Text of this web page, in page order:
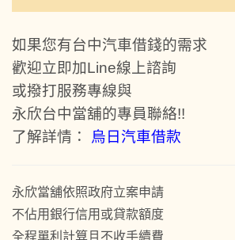
如果您有台中汽車借錢的需求
歡迎立即加Line線上諮詢
或撥打服務專線與
永欣台中當舖的專員聯絡!!
了解詳情： 烏日汽車借款
永欣當舖依照政府立案申請
不佔用銀行信用或貸款額度
全程單利計算且不收手續費